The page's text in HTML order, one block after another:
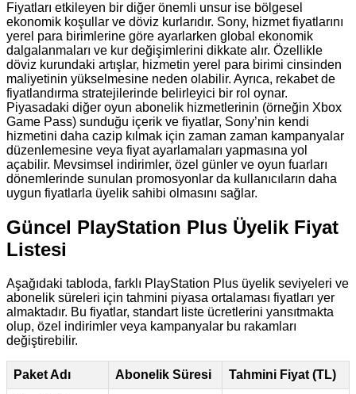
Fiyatları etkileyen bir diğer önemli unsur ise bölgesel
ekonomik koşullar ve döviz kurlarıdır. Sony, hizmet fiyatlarını
yerel para birimlerine göre ayarlarken global ekonomik
dalgalanmaları ve kur değişimlerini dikkate alır. Özellikle
döviz kurundaki artışlar, hizmetin yerel para birimi cinsinden
maliyetinin yükselmesine neden olabilir. Ayrıca, rekabet de
fiyatlandırma stratejilerinde belirleyici bir rol oynar.
Piyasadaki diğer oyun abonelik hizmetlerinin (örneğin Xbox
Game Pass) sunduğu içerik ve fiyatlar, Sony’nin kendi
hizmetini daha cazip kılmak için zaman zaman kampanyalar
düzenlemesine veya fiyat ayarlamaları yapmasına yol
açabilir. Mevsimsel indirimler, özel günler ve oyun fuarları
dönemlerinde sunulan promosyonlar da kullanıcıların daha
uygun fiyatlarla üyelik sahibi olmasını sağlar.
Güncel PlayStation Plus Üyelik Fiyat
Listesi
Aşağıdaki tabloda, farklı PlayStation Plus üyelik seviyeleri ve
abonelik süreleri için tahmini piyasa ortalaması fiyatları yer
almaktadır. Bu fiyatlar, standart liste ücretlerini yansıtmakta
olup, özel indirimler veya kampanyalar bu rakamları
değiştirebilir.
Paket Adı Abonelik Süresi Tahmini Fiyat (TL)